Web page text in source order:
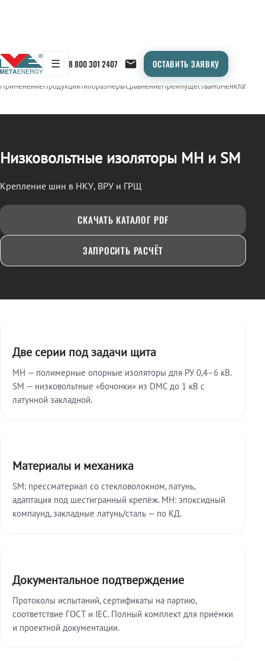
☰ 8 800 301 2407 ОСТАВИТЬ ЗАЯВКУ
← Продукция/ИЗОЛЯТОРЫ НИЗКОВОЛЬТНЫЕ (МН, SM)
ПрименениеПродукцияТипоразмерыСравнениеПреимуществаНоменклатура
Низковольтные изоляторы МН и SM
Крепление шин в НКУ, ВРУ и ГРЩ
СКАЧАТЬ КАТАЛОГ PDF
ЗАПРОСИТЬ РАСЧЁТ
Две серии под задачи щита
МН — полимерные опорные изоляторы для РУ 0,4–6 кВ.
SM — низковольтные «бочонки» из DMC до 1 кВ с
латунной закладной.
Материалы и механика
SM: прессматериал со стекловолокном, латунь,
адаптация под шестигранный крепёж. МН: эпоксидный
компаунд, закладные латунь/сталь — по КД.
Документальное подтверждение
Протоколы испытаний, сертификаты на партию,
соответствие ГОСТ и IEC. Полный комплект для приёмки
и проектной документации.